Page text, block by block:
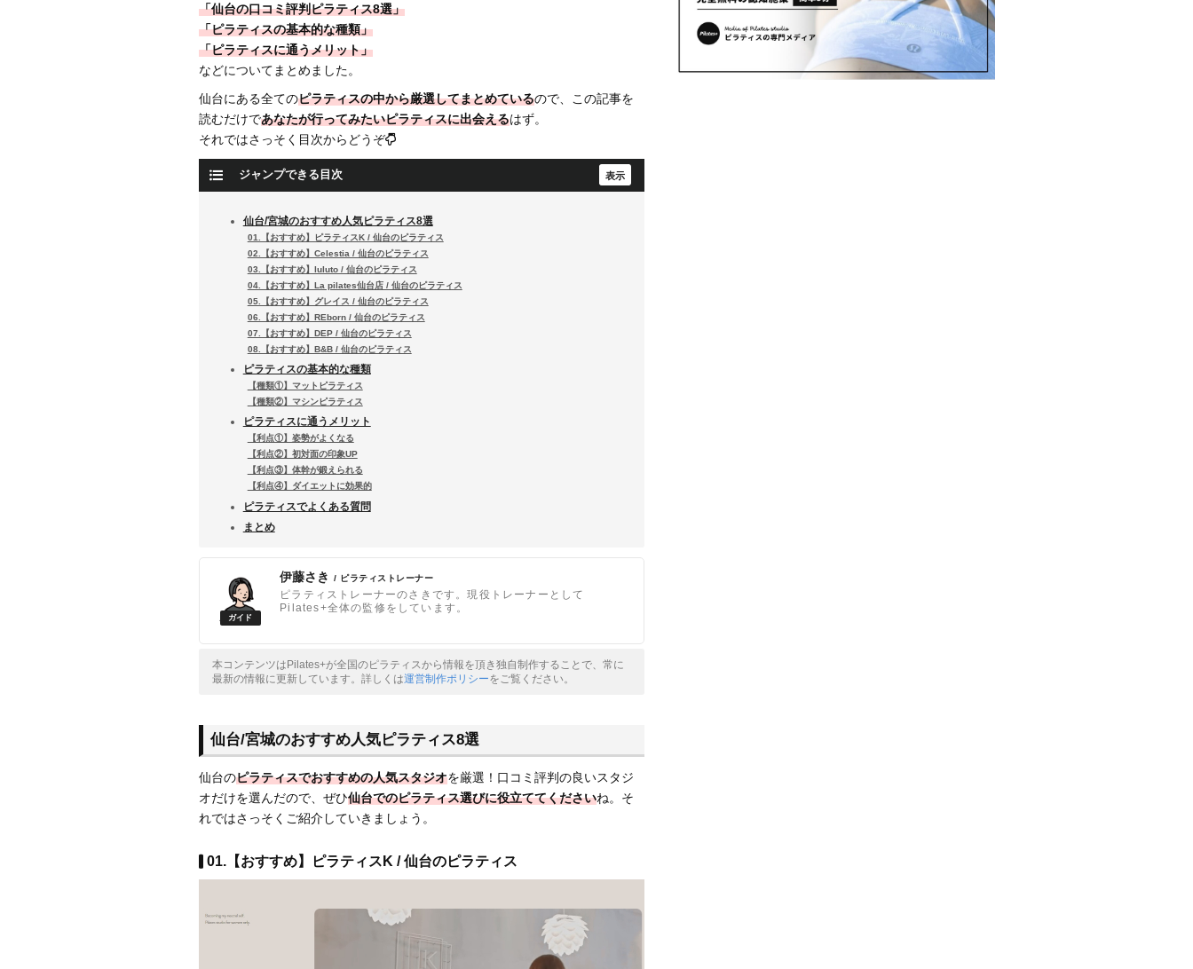
「仙台の口コミ評判ピラティス8選」
「ピラティスの基本的な種類」
「ピラティスに通うメリット」
などについてまとめました。
仙台にある全てのピラティスの中から厳選してまとめているので、この記事を
読むだけであなたが行ってみたいピラティスに出会えるはず。
それではさっそく目次からどうぞ
ジャンプできる目次
仙台/宮城のおすすめ人気ピラティス8選
01.【おすすめ】ピラティスK / 仙台のピラティス
02.【おすすめ】Celestia / 仙台のピラティス
03.【おすすめ】luluto / 仙台のピラティス
04.【おすすめ】La pilates仙台店 / 仙台のピラティス
05.【おすすめ】グレイス / 仙台のピラティス
06.【おすすめ】REborn / 仙台のピラティス
07.【おすすめ】DEP / 仙台のピラティス
08.【おすすめ】B&B / 仙台のピラティス
ピラティスの基本的な種類
【種類①】マットピラティス
【種類②】マシンピラティス
ピラティスに通うメリット
【利点①】姿勢がよくなる
【利点②】初対面の印象UP
【利点③】体幹が鍛えられる
【利点④】ダイエットに効果的
ピラティスでよくある質問
まとめ
伊藤さき / ピラティストレーナー
ピラティストレーナーのさきです。現役トレーナーとして
Pilates+全体の監修をしています。
本コンテンツはPilates+が全国のピラティスから情報を頂き独自制作することで、常に
最新の情報に更新しています。詳しくは運営制作ポリシーをご覧ください。
仙台/宮城のおすすめ人気ピラティス8選
仙台のピラティスでおすすめの人気スタジオを厳選！口コミ評判の良いスタジ
オだけを選んだので、ぜひ仙台でのピラティス選びに役立ててくださいね。そ
れではさっそくご紹介していきましょう。
01.【おすすめ】ピラティスK / 仙台のピラティス
【質問⑨】ピラティスは月に何回やればいいですか？
【質問⑩】ピラティスを3ヶ月続けるとどんな効果がある？
まとめ